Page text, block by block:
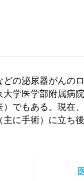
の泌尿器がんの
学医学部附属病
でもある。現在
に手術）に立ち